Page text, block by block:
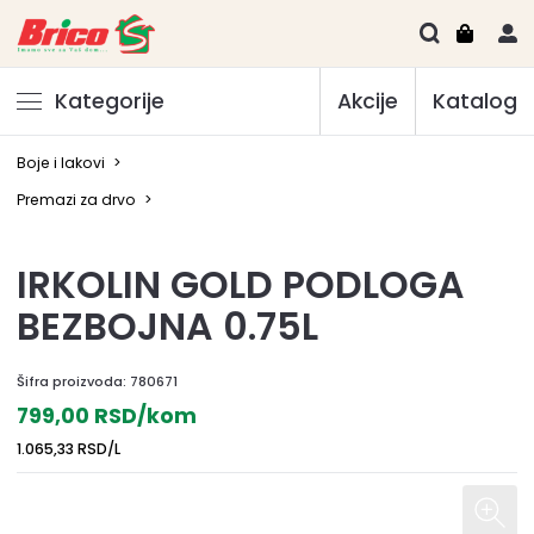
Kategorije Akcije Katalog
Boje i lakovi >
Premazi za drvo >
IRKOLIN GOLD PODLOGA
BEZBOJNA 0.75L
Šifra proizvoda: 780671
799,00 RSD/kom
1.065,33 RSD/L